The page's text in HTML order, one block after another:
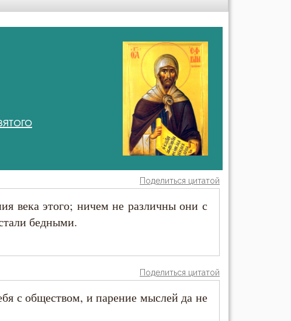
Поделиться цитатой
века этого; ничем не различны они с
бедными.
Поделиться цитатой
с обществом, и парение мыслей да не